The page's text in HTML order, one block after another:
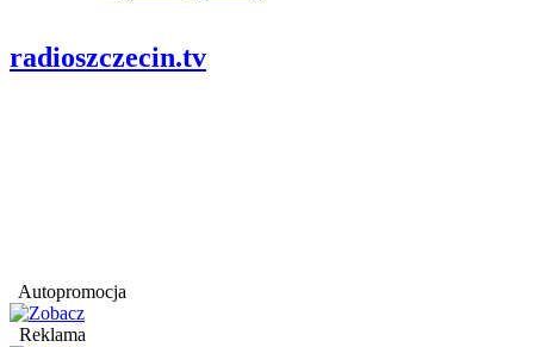
radioszczecin.tv
Autopromocja
Reklama